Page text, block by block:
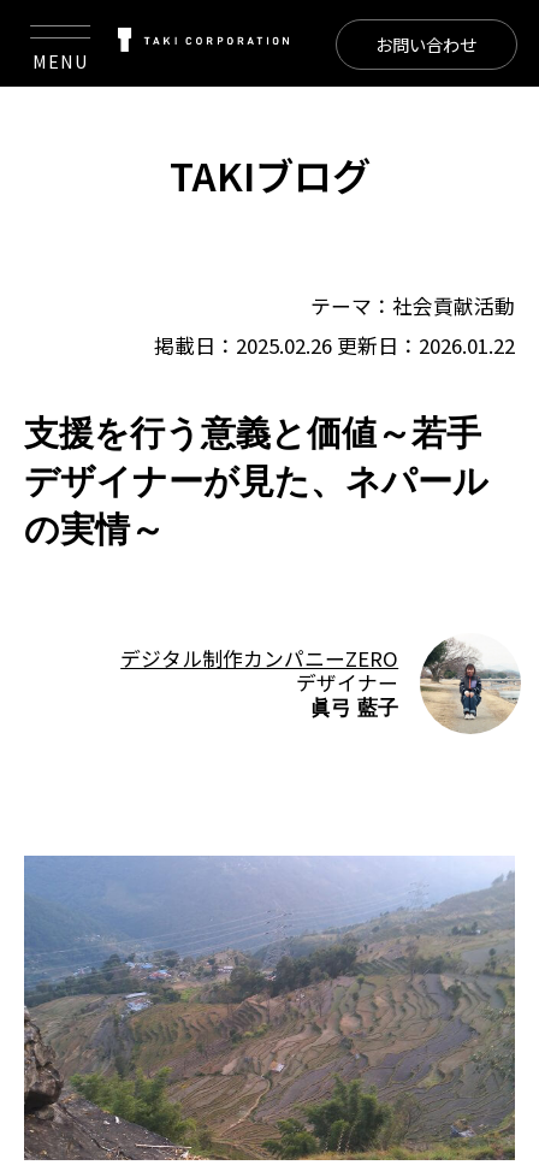
MENU
お問い合わせ
TAKIブログ
テーマ： 社会貢献活動
掲載日：2025.02.26 更新日：2026.01.22
支援を行う意義と価値～若手
デザイナーが見た、ネパール
の実情～
デジタル制作カンパニーZERO
デザイナー
眞弓 藍子